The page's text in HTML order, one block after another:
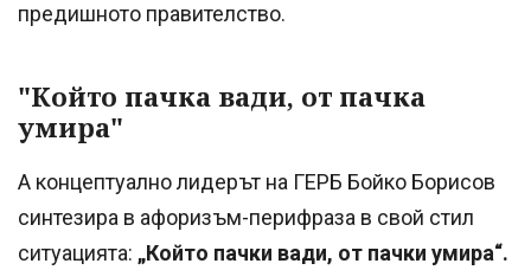
предишното правителство.
"Който пачка вади, от пачка
умира"
А концептуално лидерът на ГЕРБ Бойко Борисов
синтезира в афоризъм-перифраза в свой стил
ситуацията: „Който пачки вади, от пачки умира“.